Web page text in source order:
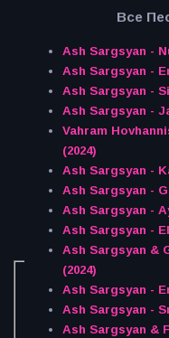
Все
Ash Sargsyan -
Ash Sargsyan -
Ash Sargsyan -
Ash Sargsyan -
Vahram
(2024)
Ash Sargsyan -
Ash Sargsyan -
Ash Sargsyan -
Ash Sargsyan -
Ash Sargsyan &
(2024)
Ash Sargsyan -
Ash Sargsyan -
Ash Sargsyan &